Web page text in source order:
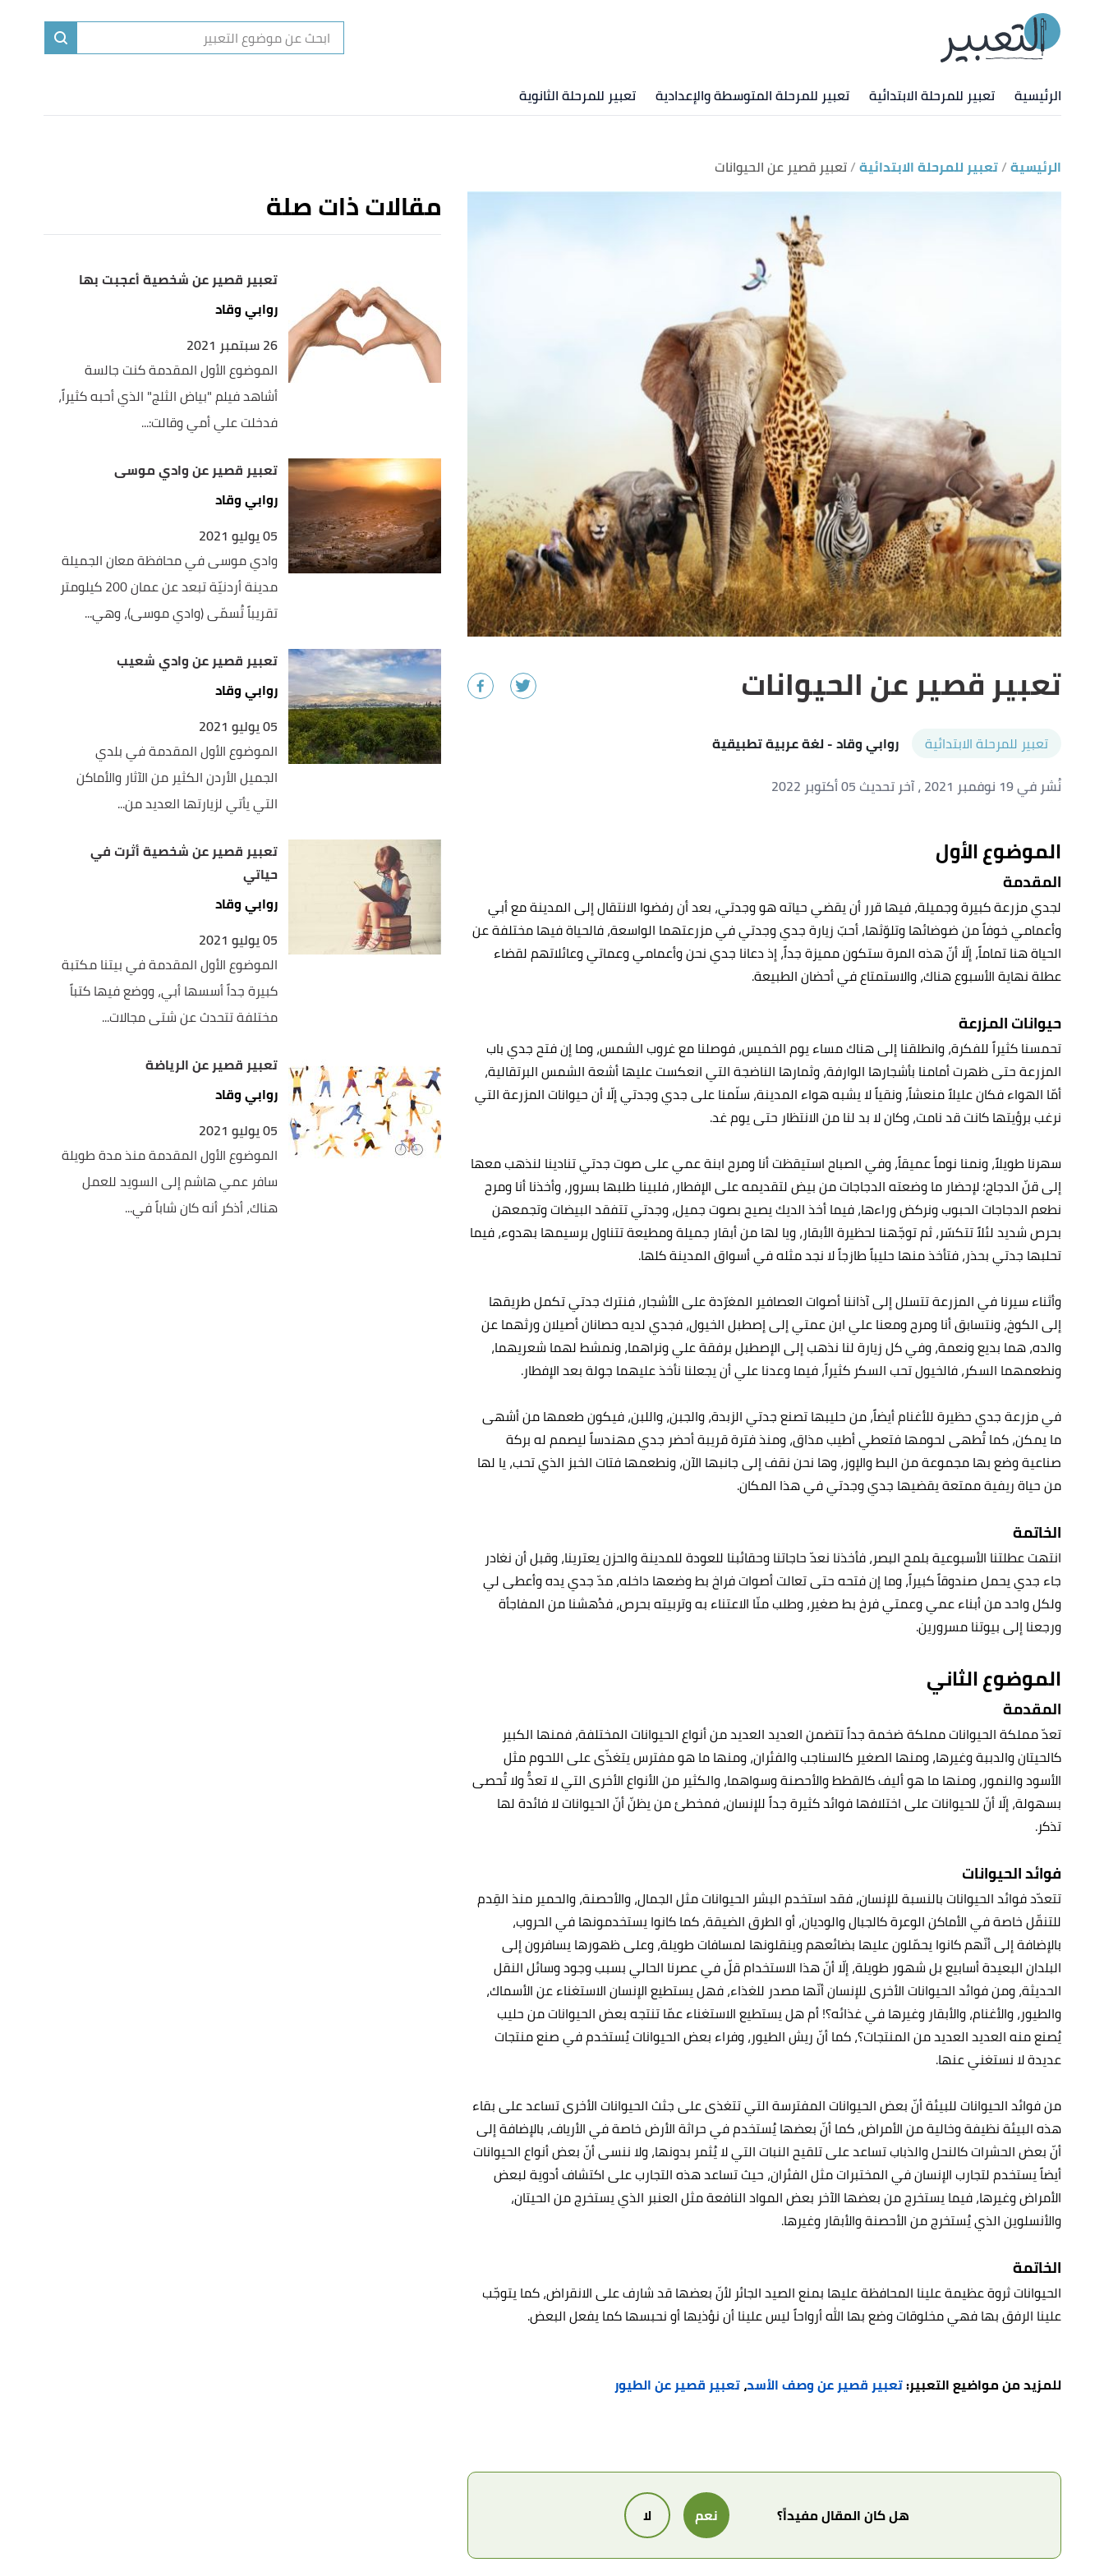
الرئيسية تعبير للمرحلة الابتدائية تعبير للمرحلة المتوسطة والإعدادية تعبير للمرحلة الثانوية
الرئيسية تعبير للمرحلة الابتدائية تعبير قصير عن الحيوانات
تعبير قصير عن الحيوانات
تعبير للمرحلة الابتدائية روابي وقاد- لغة عربية تطبيقية
نُشر في 19 نوفمبر 2021
، آخر تحديث 05 أكتوبر 2022
الموضوع الأول
المقدمة
لجدي مزرعة كبيرة وجميلة، فيها قرر أن يقضي حياته هو وجدتي، بعد أن رفضوا الانتقال إلى المدينة مع أبي
وأعمامي خوفاً من ضوضائها وتلوّثها، أحبّ زيارة جدي وجدتي في مزرعتهما الواسعة، فالحياة فيها مختلفة عن
الحياة هنا تماماً، إلّا أنّ هذه المرة ستكون مميزة جداً، إذ دعانا جدي نحن وأعمامي وعماتي وعائلاتهم لقضاء
عطلة نهاية الأسبوع هناك، والاستمتاع في أحضان الطبيعة.
حيوانات المزرعة
تحمسنا كثيراً للفكرة، وانطلقنا إلى هناك مساء يوم الخميس، فوصلنا مع غروب الشمس، وما إن فتح جدي باب
المزرعة حتى ظهرت أمامنا بأشجارها الوارفة، وثمارها الناضجة التي انعكست عليها أشعة الشمس البرتقالية،
أمّا الهواء فكان عليلاً منعشاً، ونقياً لا يشبه هواء المدينة، سلّمنا على جدي وجدتي إلّا أن حيوانات المزرعة التي
نرغب برؤيتها كانت قد نامت، وكان لا بد لنا من الانتظار حتى يوم غد.
سهرنا طويلاً، ونمنا نوماً عميقاً، وفي الصباح استيقظت أنا ومرح ابنة عمي على صوت جدتي تنادينا لنذهب معها
إلى قنّ الدجاج؛ لإحضار ما وضعته الدجاجات من بيض لتقديمه على الإفطار، فلبينا طلبها بسرور، وأخذنا أنا ومرح
نطعم الدجاجات الحبوب ونركض وراءها، فيما أخذ الديك يصيح بصوت جميل، وجدتي تتفقد البيضات وتجمعهن
بحرص شديد لئلاً تتكسّر، ثم توجّهنا لحظيرة الأبقار، ويا لها من أبقار جميلة ومطيعة تتناول برسيمها بهدوء، فيما
تحلبها جدتي بحذر، فتأخذ منها حليباً طازجاً لا نجد مثله في أسواق المدينة كلها.
وأثناء سيرنا في المزرعة تتسلل إلى آذاننا أصوات العصافير المغرّدة على الأشجار، فنترك جدتي تكمل طريقها
إلى الكوخ، ونتسابق أنا ومرح ومعنا علي ابن عمتي إلى إصطبل الخيول، فجدي لديه حصانان أصيلان ورثهما عن
والده، هما بديع ونعمة، وفي كل زيارة لنا نذهب إلى الإصطبل برفقة علي ونراهما، ونمشط لهما شعريهما،
ونطعمهما السكر، فالخيول تحب السكر كثيراً، فيما وعدنا علي أن يجعلنا نأخذ عليهما جولة بعد الإفطار.
في مزرعة جدي حظيرة للأغنام أيضاً، من حليبها تصنع جدتي الزبدة، والجبن، واللبن، فيكون طعمها من أشهى
ما يمكن، كما تُطهى لحومها فتعطي أطيب مذاق، ومنذ فترة قريبة أحضر جدي مهندساً ليصمم له بركة
صناعية وضع بها مجموعة من البط والإوز، وها نحن نقف إلى جانبها الآن، ونطعمها فتات الخبز الذي تحب، يا لها
من حياة ريفية ممتعة يقضيها جدي وجدتي في هذا المكان.
الخاتمة
انتهت عطلتنا الأسبوعية بلمح البصر، فأخذنا نعدّ حاجاتنا وحقائبنا للعودة للمدينة والحزن يعترينا، وقبل أن نغادر
جاء جدي يحمل صندوقاً كبيراً، وما إن فتحه حتى تعالت أصوات فراخ بط وضعها داخله، مدّ جدي يده وأعطى لي
ولكل واحد من أبناء عمي وعمتي فرخ بط صغير، وطلب منّا الاعتناء به وتربيته بحرص، فدُهشنا من المفاجأة
ورجعنا إلى بيوتنا مسرورين.
الموضوع الثاني
المقدمة
تعدّ مملكة الحيوانات مملكة ضخمة جداً تتضمن العديد العديد من أنواع الحيوانات المختلفة، فمنها الكبير
كالحيتان والدببة وغيرها، ومنها الصغير كالسناجب والفئران، ومنها ما هو مفترس يتغذّى على اللحوم مثل
الأسود والنمور، ومنها ما هو أليف كالقطط والأحصنة وسواهما، والكثير من الأنواع الأخرى التي لا تعدُّ ولا تُحصى
بسهولة، إلّا أنّ للحيوانات على اختلافها فوائد كثيرة جداً للإنسان، فمخطئ من يظنّ أنّ الحيوانات لا فائدة لها
تذكر.
فوائد الحيوانات
تتعدّد فوائد الحيوانات بالنسبة للإنسان، فقد استخدم البشر الحيوانات مثل الجمال، والأحصنة، والحمير منذ القِدم
للتنقّل خاصة في الأماكن الوعرة كالجبال والوديان، أو الطرق الضيقة، كما كانوا يستخدمونها في الحروب،
بالإضافة إلى أنّهم كانوا يحمّلون عليها بضائعهم وينقلونها لمسافات طويلة، وعلى ظهورها يسافرون إلى
البلدان البعيدة أسابيع بل شهور طويلة، إلّا أنّ هذا الاستخدام قلّ في عصرنا الحالي بسبب وجود وسائل النقل
الحديثة، ومن فوائد الحيوانات الأخرى للإنسان أنّها مصدر للغذاء، فهل يستطيع الإنسان الاستغناء عن الأسماك،
والطيور، والأغنام، والأبقار وغيرها في غذائه؟! أم هل يستطيع الاستغناء عمّا تنتجه بعض الحيوانات من حليب
يُصنع منه العديد العديد من المنتجات؟، كما أنّ ريش الطيور، وفراء بعض الحيوانات يُستخدم في صنع منتجات
عديدة لا نستغني عنها.
من فوائد الحيوانات للبيئة أنّ بعض الحيوانات المفترسة التي تتغذى على جثث الحيوانات الأخرى تساعد على بقاء
هذه البيئة نظيفة وخالية من الأمراض، كما أنّ بعضها يُستخدم في حراثة الأرض خاصة في الأرياف، بالإضافة إلى
أنّ بعض الحشرات كالنحل والذباب تساعد على تلقيح النبات التي لا يُثمر بدونها، ولا ننسى أنّ بعض أنواع الحيوانات
أيضاً يستخدم لتجارب الإنسان في المختبرات مثل الفئران، حيث تساعد هذه التجارب على اكتشاف أدوية لبعض
الأمراض وغيرها، فيما يستخرج من بعضها الآخر بعض المواد النافعة مثل العنبر الذي يستخرج من الحيتان،
والأنسلوين الذي يُستخرج من الأحصنة والأبقار وغيرها.
الخاتمة
الحيوانات ثروة عظيمة علينا المحافظة عليها بمنع الصيد الجائر لأنّ بعضها قد شارف على الانقراض، كما يتوجّب
علينا الرفق بها فهي مخلوقات وضع بها الله أرواحاً ليس علينا أن نؤذيها أو نحبسها كما يفعل البعض.
للمزيد من مواضيع التعبير:تعبير قصير عن وصف الأسد،تعبير قصير عن الطيور
هل كان المقال مفيداً؟ نعم لا
مقالات ذات صلة
تعبير قصير عن شخصية أعجبت بها
روابي وقاد
26 سبتمبر 2021
الموضوع الأول المقدمة كنت جالسة
أشاهد فيلم "بياض الثلج" الذي أحبه كثيراً،
فدخلت علي أمي وقالت:...
تعبير قصير عن وادي موسى
روابي وقاد
05 يوليو 2021
وادي موسى في محافظة معان الجميلة
مدينة أردنيّة تبعد عن عمان 200 كيلومتر
تقريباً تُسمّى (وادي موسى)، وهي...
تعبير قصير عن وادي شعيب
روابي وقاد
05 يوليو 2021
الموضوع الأول المقدمة في بلدي
الجميل الأردن الكثير من الآثار والأماكن
التي يأتي لزيارتها العديد من...
تعبير قصير عن شخصية أثرت في
حياتي
روابي وقاد
05 يوليو 2021
الموضوع الأول المقدمة في بيتنا مكتبة
كبيرة جداً أسسها أبي، ووضع فيها كتباً
مختلفة تتحدث عن شتى مجالات...
تعبير قصير عن الرياضة
روابي وقاد
05 يوليو 2021
الموضوع الأول المقدمة منذ مدة طويلة
سافر عمي هاشم إلى السويد للعمل
هناك، أذكر أنه كان شاباً في...